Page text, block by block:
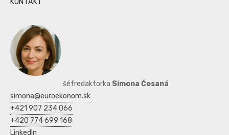
KONTAKT
šéfredaktorka Simona Česaná
simona@euroekonom.sk
+421 907 234 066
+420 774 699 168
LinkedIn